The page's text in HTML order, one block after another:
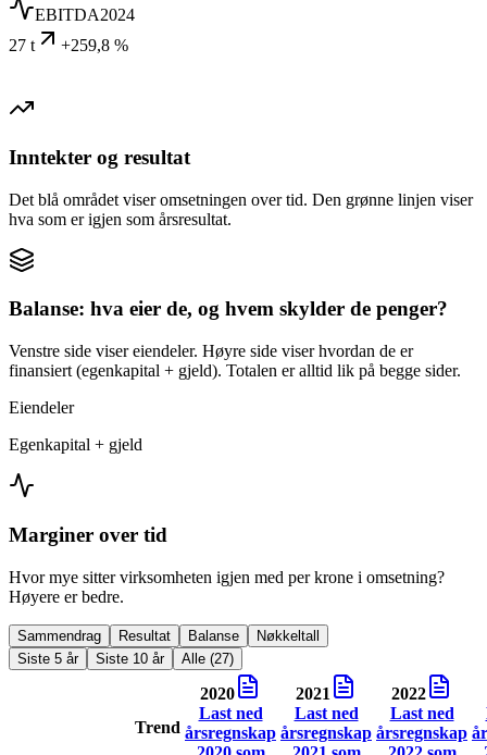
EBITDA2024
27 t
+259,8 %
Inntekter og resultat
Det blå området viser omsetningen over tid. Den grønne linjen viser
hva som er igjen som årsresultat.
Balanse: hva eier de, og hvem skylder de penger?
Venstre side viser eiendeler. Høyre side viser hvordan de er
finansiert (egenkapital + gjeld). Totalen er alltid lik på begge sider.
Eiendeler
Egenkapital + gjeld
Marginer over tid
Hvor mye sitter virksomheten igjen med per krone i omsetning?
Høyere er bedre.
Sammendrag Resultat Balanse
Nøkkeltall
Siste 5 år
Siste 10 år Alle (27)
Trend
2020
Last ned
årsregnskap
2021
Last ned
årsregnskap
2022
Last ned
årsregnskap